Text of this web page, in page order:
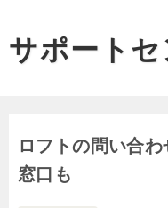
サポート
ロフトの問い合
窓口も